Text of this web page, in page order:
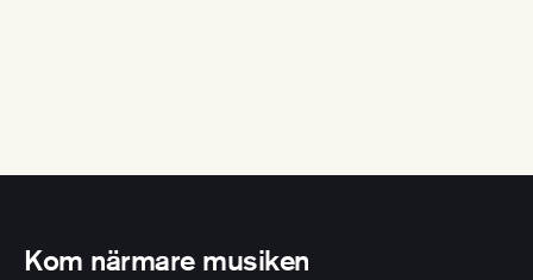
Kom närmare musiken